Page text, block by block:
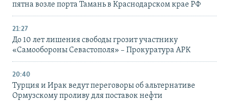
пятна возле порта Тамань в Краснодарском крае РФ
21:27
До 10 лет лишения свободы грозит участнику
«Самообороны Севастополя» – Прокуратура АРК
20:40
Турция и Ирак ведут переговоры об альтернативе
Ормузскому проливу для поставок нефти